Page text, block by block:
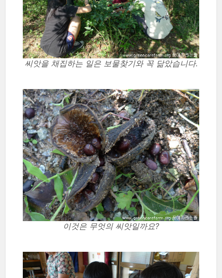
씨앗을 채집하는 일은 보물찾기와 꼭 닮았습니다.
이것은 무엇의 씨앗일까요?